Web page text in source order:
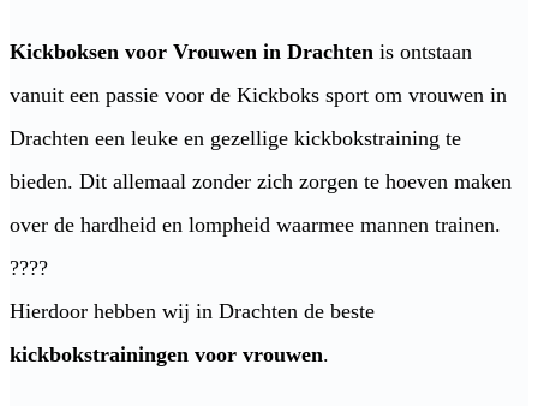
Kickboksen voor Vrouwen in Drachten is ontstaan
vanuit een passie voor de Kickboks sport om vrouwen in
Drachten een leuke en gezellige kickbokstraining te
bieden. Dit allemaal zonder zich zorgen te hoeven maken
over de hardheid en lompheid waarmee mannen trainen.
????
Hierdoor hebben wij in Drachten de beste
kickbokstrainingen voor vrouwen.